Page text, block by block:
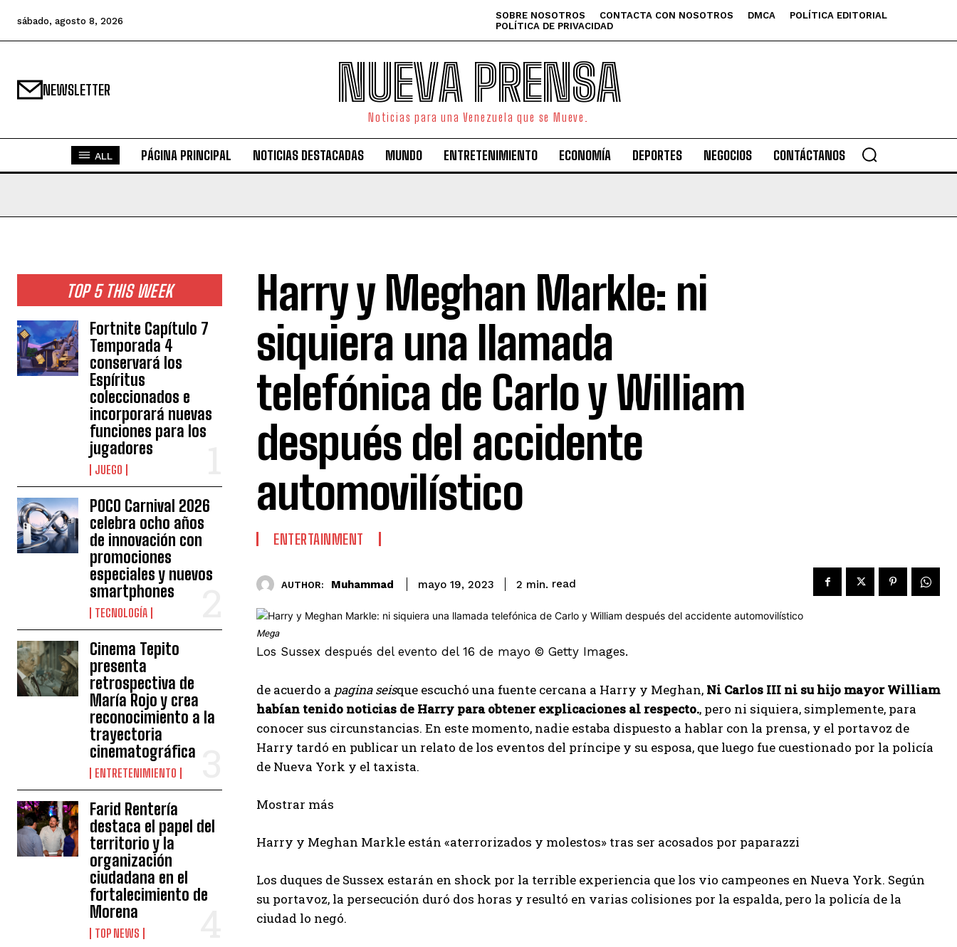
sábado, agosto 8, 2026 SOBRE NOSOTROS CONTACTA CON NOSOTROS DMCA
POLÍTICA EDITORIAL
POLÍTICA DE PRIVACIDAD
NEWSLETTER NUEVA PRENSA
Noticias para una Venezuela que se Mueve.
ALL PÁGINA PRINCIPAL NOTICIAS DESTACADAS MUNDO ENTRETENIMIENTO ECONOMÍA DEPORTES NEGOCIOS CONTÁCTANOS
TOP 5 THIS WEEK
Fortnite Capítulo 7
Temporada 4
conservará los
Espíritus
coleccionados e
incorporará nuevas
funciones para los
jugadores
JUEGO
POCO Carnival 2026
celebra ocho años
de innovación con
promociones
especiales y nuevos
smartphones
TECNOLOGÍA
Cinema Tepito
presenta
retrospectiva de
María Rojo y crea
reconocimiento a la
trayectoria
cinematográfica
ENTRETENIMIENTO
Farid Rentería
destaca el papel del
territorio y la
organización
ciudadana en el
fortalecimiento de
Morena
TOP NEWS
Harry y Meghan Markle: ni
siquiera una llamada
telefónica de Carlo y William
después del accidente
automovilístico
ENTERTAINMENT
AUTHOR: Muhammad mayo 19, 2023 2 min. read
Mega
Los Sussex después del evento del 16 de mayo © Getty Images.
de acuerdo a pagina seisque escuchó una fuente cercana a Harry y Meghan, Ni Carlos III ni su hijo mayor William
habían tenido noticias de Harry para obtener explicaciones al respecto., pero ni siquiera, simplemente, para
conocer sus circunstancias. En este momento, nadie estaba dispuesto a hablar con la prensa, y el portavoz de
Harry tardó en publicar un relato de los eventos del príncipe y su esposa, que luego fue cuestionado por la policía
de Nueva York y el taxista.
Mostrar más
Harry y Meghan Markle están «aterrorizados y molestos» tras ser acosados ​​por paparazzi
Los duques de Sussex estarán en shock por la terrible experiencia que los vio campeones en Nueva York. Según
su portavoz, la persecución duró dos horas y resultó en varias colisiones por la espalda, pero la policía de la
ciudad lo negó.